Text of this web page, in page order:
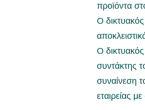
προϊόντα
Ο
Ο
συντάκτης
συναίνεση
εταιρείας